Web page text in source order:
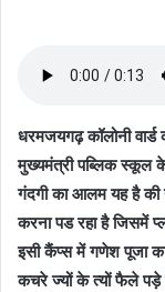
धरमजयगढ़ कॉलोनी
मुख्यमंत्री पब्लिक स्कूल
गंदगी का आलम यह है की
करना पड रहा है जिसमें
इसी कैंप्स में गणेश पूजा
कचरे ज्यों के त्यों फैले पड़े